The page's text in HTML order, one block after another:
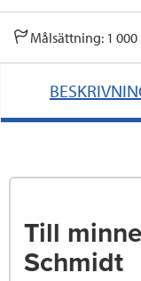
Målsättning: 1 000
Till
Schmidt